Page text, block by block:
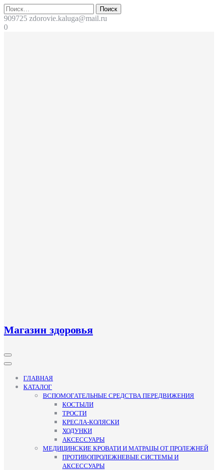
Перейти
к
содержимому
Поиск
909725 zdorovie.kaluga@mail.ru
0
Магазин здоровья
Кнопка
Открыть
ГЛАВНАЯ
КАТАЛОГ
ВСПОМОГАТЕЛЬНЫЕ СРЕДСТВА ПЕРЕДВИЖЕНИЯ
КОСТЫЛИ
ТРОСТИ
КРЕСЛА-КОЛЯСКИ
ХОДУНКИ
АКСЕССУАРЫ
МЕДИЦИНСКИЕ КРОВАТИ И МАТРАЦЫ ОТ ПРОЛЕЖНЕЙ
ПРОТИВОПРОЛЕЖНЕВЫЕ СИСТЕМЫ И
АКСЕССУАРЫ